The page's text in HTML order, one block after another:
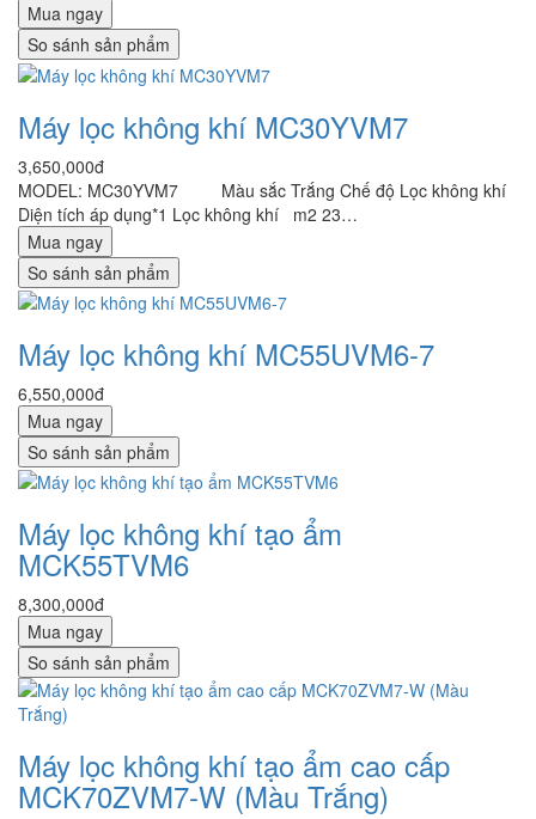
Mua ngay
So sánh sản phẩm
Máy lọc không khí MC30YVM7
3,650,000đ
MODEL: MC30YVM7 Màu sắc Trắng Chế độ Lọc không khí
Diện tích áp dụng*1 Lọc không khí m2 23…
Mua ngay
So sánh sản phẩm
Máy lọc không khí MC55UVM6-7
6,550,000đ
Mua ngay
So sánh sản phẩm
Máy lọc không khí tạo ẩm
MCK55TVM6
8,300,000đ
Mua ngay
So sánh sản phẩm
Máy lọc không khí tạo ẩm cao cấp
MCK70ZVM7-W (Màu Trắng)